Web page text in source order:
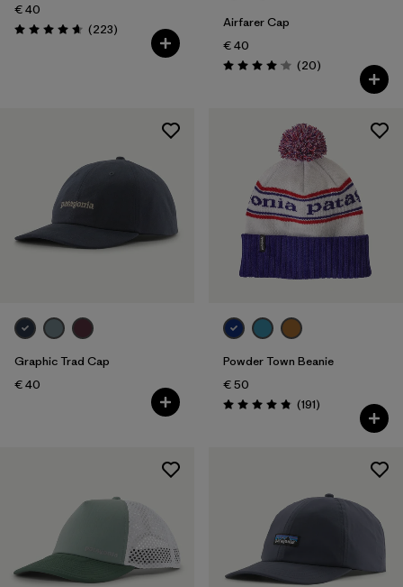
€ 40
Bewertung: 4.7 / 5
(223Rezensionen
)
Airfarer Cap
€ 40
Bewertung: 4.1 / 5
(20Rezensionen
)
Graphic Trad Cap
€ 40
Powder Town Beanie
€ 50
Bewertung: 4.9 / 5
(191Rezensionen
)